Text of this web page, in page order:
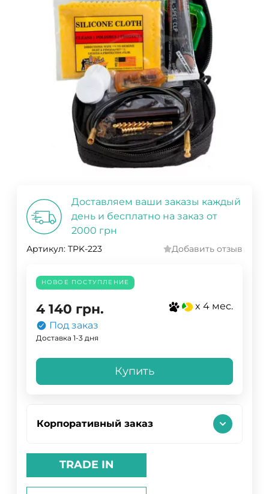
Доставляем ваши заказы каждый
день и бесплатно на заказ от
2000 грн
Артикул: TPK-223 Добавить отзыв
НОВОЕ ПОСТУПЛЕНИЕ
4 140 грн.
x 4 мес.
Под заказ
Доставка 1-3 дня
Купить
Корпоративный заказ
TRADE IN